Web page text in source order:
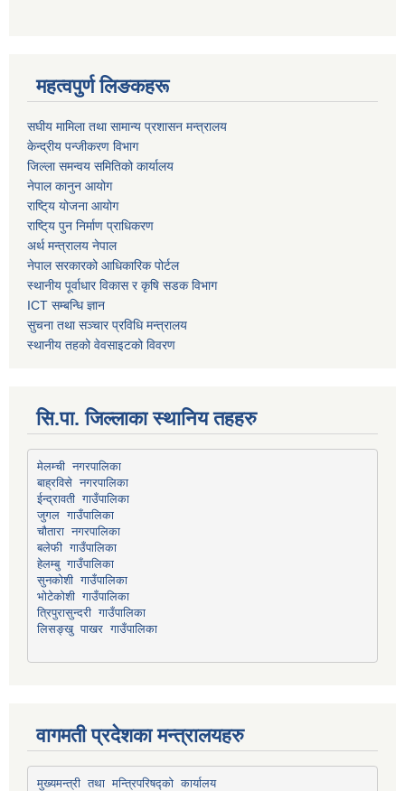
महत्वपुर्ण लिङकहरू
स‌घीय मामिला तथा सामान्य प्रशासन मन्त्रालय
केन्द्रीय पन्जीकरण विभाग
जिल्ला समन्वय समितिको कार्यालय
नेपाल कानुन आयोग
राष्टि्य योजना आयोग
राष्टि्य पुन निर्माण प्राधिकरण
अर्थ मन्त्रालय नेपाल
नेपाल सरकारको आधिकारिक पोर्टल
स्थानीय पूर्वाधार विकास र कृषि सडक विभाग
ICT सम्बन्धि ज्ञान
सुचना तथा सञ्चार प्रविधि मन्त्रालय
स्थानीय तहको वेवसाइटको विवरण
सि.पा. जिल्लाका स्थानिय तहहरु
मेलम्ची नगरपालिका
बाह्रविसे नगरपालिका
ईन्द्रावती गाउँपालिका
जुगल गाउँपालिका
चौतारा नगरपालिका
बलेफी गाउँपालिका
हेलम्बु गाउँपालिका
सुनकोशी गाउँपालिका
भोटेकोशी गाउँपालिका
त्रिपुरासुन्दरी गाउँपालिका
लिसङ्खु पाखर गाउँपालिका
वागमती प्रदेशका मन्त्रालयहरु
मुख्यमन्त्री तथा मन्त्रिपरिषद्को कार्यालय